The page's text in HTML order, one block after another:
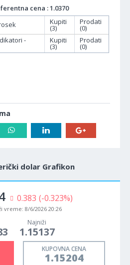
cena : 1.0370
Kupiti
(3)
Prodati
(0)
-
Kupiti
(3)
Prodati
(0)
dolar Grafikon
0.383 (-0.323%)
vreme: 8/6/2026 20:26
Najniži
1.15137
KUPOVNA CENA
1.15204